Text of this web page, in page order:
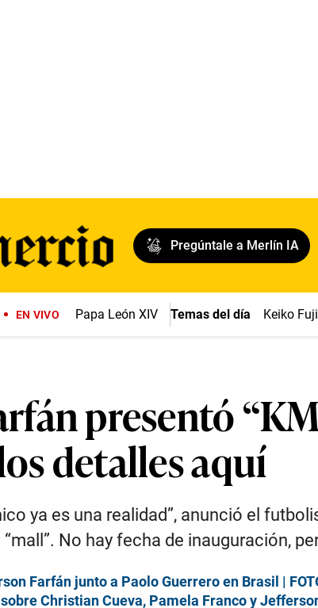
Pregúntale a Merlín IA
EN VIVO Papa León XIV Temas del día Keiko
presentó
detalles aquí
ya es una realidad”, anunció el
No hay fecha de inauguración,
Farfán junto a Paolo Guerrero en Brasil |
sobre Christian Cueva, Pamela Franco y